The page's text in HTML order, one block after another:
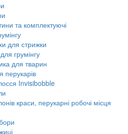
та комплектуючі
для стрижки
грумінгу
для тварин
перукарів
Invisibobble
краси, перукарні робочі місця